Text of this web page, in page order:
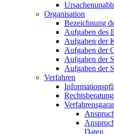
Organisation
Bezeichnung
Aufgaben des
Aufgaben der
Aufgaben der
Aufgaben der
Aufgaben der
Verfahren
Daten